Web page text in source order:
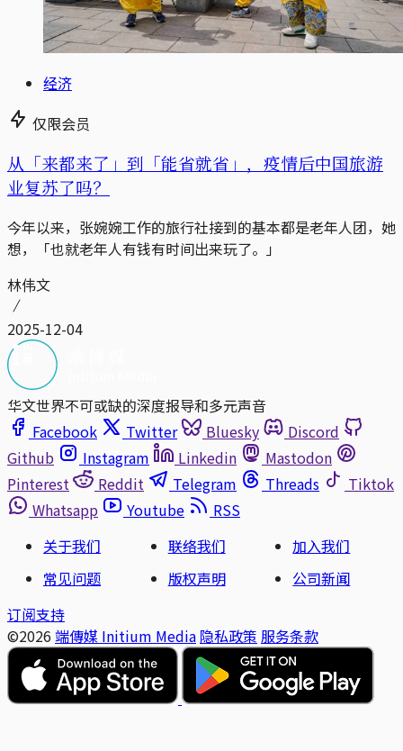
经济
仅限会员
从「来都来了」到「能省就省」，疫情后中国旅游
业复苏了吗？
今年以来，张婉婉工作的旅行社接到的基本都是老年人团，她
想，「也就老年人有钱有时间出来玩了。」
林伟文
2025-12-04
华文世界不可或缺的深度报导和多元声音
Facebook
Twitter Bluesky
Discord
Github
Instagram Linkedin
Mastodon
Pinterest
Reddit Telegram Threads
Tiktok
Whatsapp
Youtube
RSS
关于我们
联络我们
加入我们
常见问题
版权声明
公司新闻
订阅支持
©2026 端傳媒 Initium Media 隐私政策 服务条款